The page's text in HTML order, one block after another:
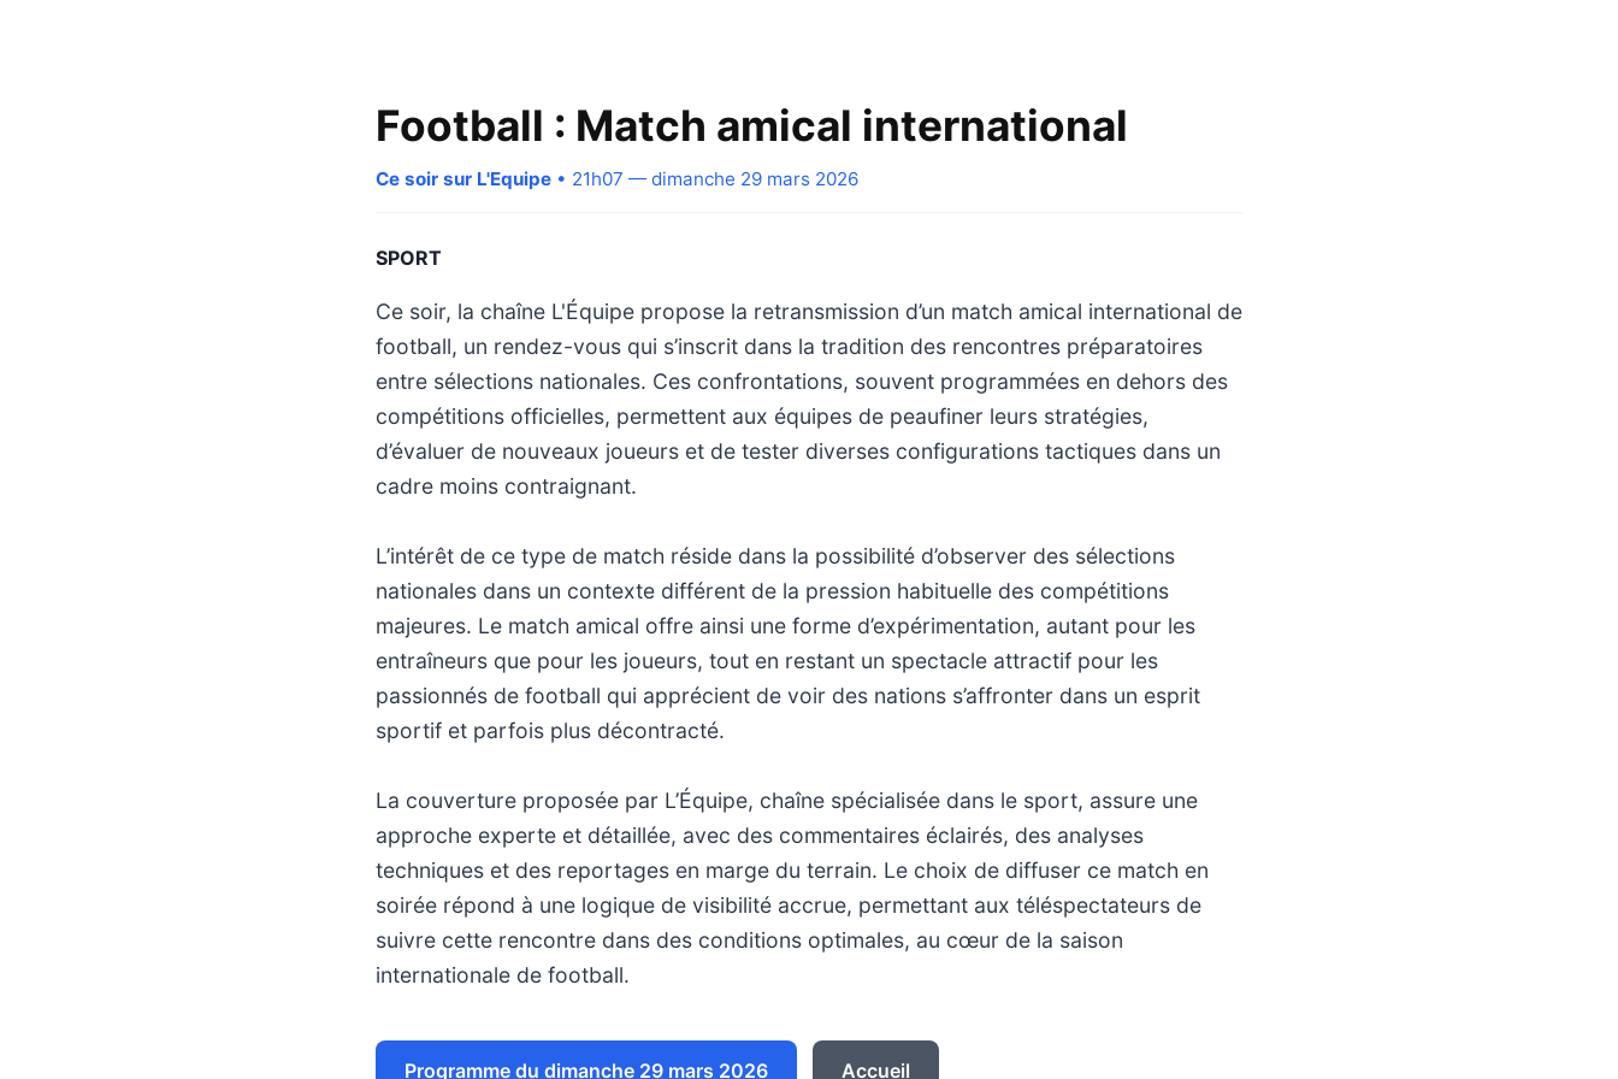
Football : Match amical international
Ce soir sur L'Equipe • 21h07 — dimanche 29 mars 2026
SPORT
Ce soir, la chaîne L'Équipe propose la retransmission d’un match amical international de
football, un rendez-vous qui s’inscrit dans la tradition des rencontres préparatoires
entre sélections nationales. Ces confrontations, souvent programmées en dehors des
compétitions officielles, permettent aux équipes de peaufiner leurs stratégies,
d’évaluer de nouveaux joueurs et de tester diverses configurations tactiques dans un
cadre moins contraignant.
L’intérêt de ce type de match réside dans la possibilité d’observer des sélections
nationales dans un contexte différent de la pression habituelle des compétitions
majeures. Le match amical offre ainsi une forme d’expérimentation, autant pour les
entraîneurs que pour les joueurs, tout en restant un spectacle attractif pour les
passionnés de football qui apprécient de voir des nations s’affronter dans un esprit
sportif et parfois plus décontracté.
La couverture proposée par L’Équipe, chaîne spécialisée dans le sport, assure une
approche experte et détaillée, avec des commentaires éclairés, des analyses
techniques et des reportages en marge du terrain. Le choix de diffuser ce match en
soirée répond à une logique de visibilité accrue, permettant aux téléspectateurs de
suivre cette rencontre dans des conditions optimales, au cœur de la saison
internationale de football.
Programme du dimanche 29 mars 2026 Accueil